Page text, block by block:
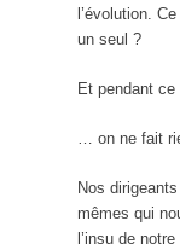
l’évolution.
un seul ?
Et pendant
… on ne fait
Nos
mêmes qui
l’insu de